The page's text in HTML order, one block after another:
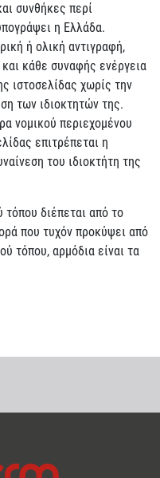
συνθήκες περί
η Ελλάδα.
ή ολική αντιγραφή,
κάθε συναφής ενέργεια
ιστοσελίδας χωρίς την
των ιδιοκτητών της.
νομικού περιεχομένου
επιτρέπεται η
του ιδιοκτήτη της
διέπεται από το
που τυχόν προκύψει από
τόπου, αρμόδια είναι τα